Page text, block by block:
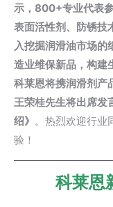
示，800+专业代表
表面活性剂、防锈技
入挖掘润滑油市场
造业维保新品，构建
科莱恩将携润滑剂产
王荣桂先生将出席发
绍》 。热烈欢迎行业
验！
科莱恩